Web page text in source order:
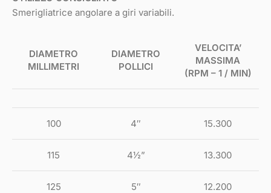
Smerigliatrice angolare a giri variabili.
DIAMETRO
MILLIMETRI
DIAMETRO
POLLICI
VELOCITA’
MASSIMA
(RPM – 1 / MIN)
100 4″ 15.300
115 4½” 13.300
125 5″ 12.200